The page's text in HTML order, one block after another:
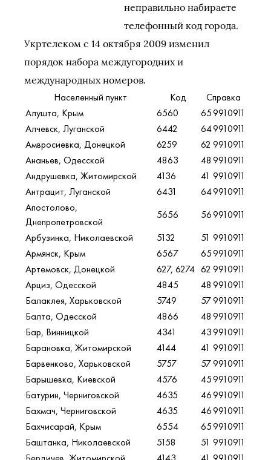
неправильно набираете
телефонный код города.
Укртелеком с 14 октября 2009 изменил
порядок набора междугородних и
международных номеров.
Населенный пункт Код
Справка
Алушта, Крым
6560 659910911
Алчевск, Луганской
6442 649910911
Амвросиевка, Донецкой
6259 62 9910911
Ананьев, Одесской
4863 489910911
Андрушевка, Житомирской
4136 41 9910911
Антрацит, Луганской
6431 649910911
Апостолово,
Днепропетровской
5656 569910911
Арбузинка, Николаевской
5132 51 9910911
Армянск, Крым
6567 659910911
Артемовск, Донецкой
627, 6274 62 9910911
Арциз, Одесской
4845 489910911
Балаклея, Харьковской
5749 579910911
Балта, Одесской
4866 489910911
Бар, Винницкой
4341 439910911
Барановка, Житомирской
4144 41 9910911
Барвенково, Харьковской
5757 579910911
Барышевка, Киевской
4576 459910911
Батурин, Черниговской
4635 469910911
Бахмач, Черниговской
4635 469910911
Бахчисарай, Крым
6554 659910911
Баштанка, Николаевской
5158 51 9910911